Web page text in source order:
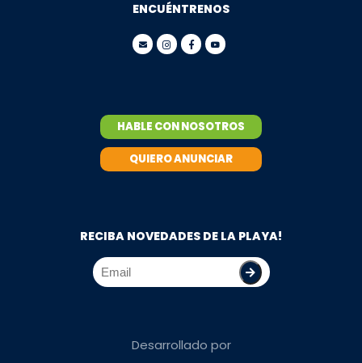
ENCUÉNTRENOS
HABLE CON NOSOTROS
QUIERO ANUNCIAR
RECIBA NOVEDADES DE LA PLAYA!
Desarrollado por